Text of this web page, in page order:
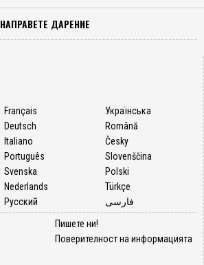
НАПРАВЕТЕ ДАРЕНИЕ
Français
Deutsch
Italiano
Português
Svenska
Nederlands
Русский
Українська
Română
Česky
Slovenščina
Polski
Türkçe
فارسی
Пишете ни!
Поверителност на информацията